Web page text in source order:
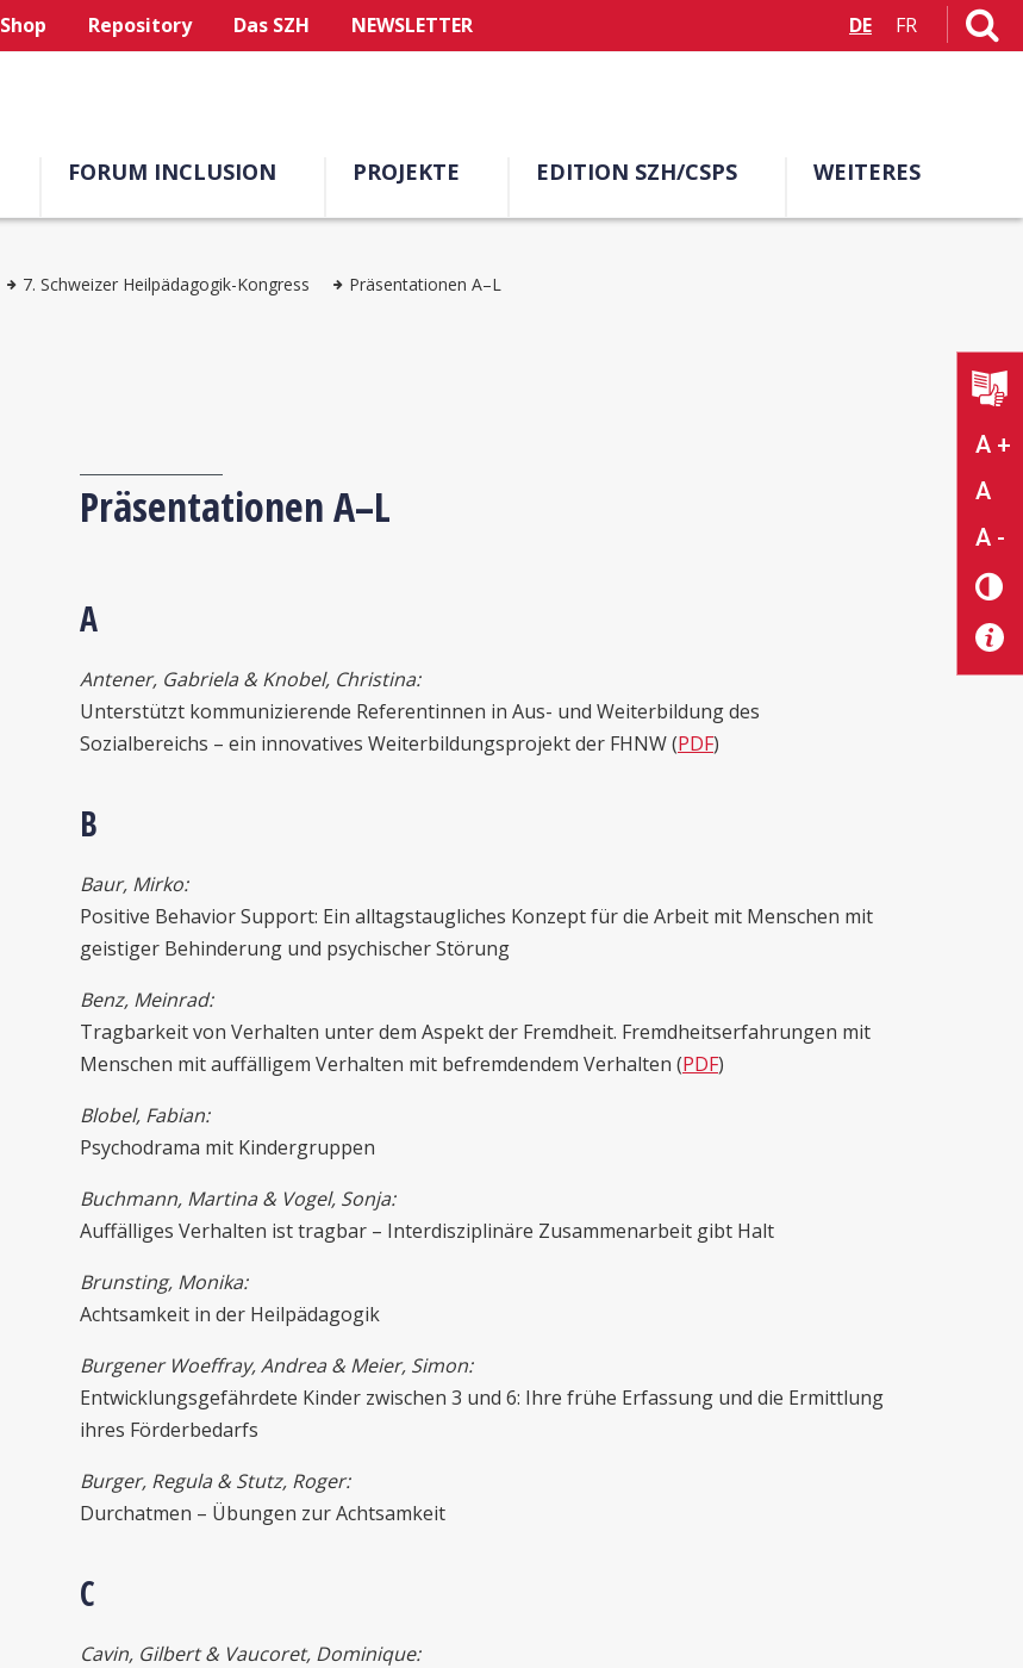
Shop Repository Das SZH NEWSLETTER DE FR
FORUM INCLUSION PROJEKTE EDITION SZH/CSPS WEITERES
A +
A
A -
7. Schweizer Heilpädagogik-Kongress Präsentationen A–L
Präsentationen A–L
A
Antener, Gabriela & Knobel, Christina:
Unterstützt kommunizierende Referentinnen in Aus- und Weiterbildung des
Sozialbereichs – ein innovatives Weiterbildungsprojekt der FHNW (PDF)
B
Baur, Mirko:
Positive Behavior Support: Ein alltagstaugliches Konzept für die Arbeit mit Menschen mit
geistiger Behinderung und psychischer Störung
Benz, Meinrad:
Tragbarkeit von Verhalten unter dem Aspekt der Fremdheit. Fremdheitserfahrungen mit
Menschen mit auffälligem Verhalten mit befremdendem Verhalten (PDF)
Blobel, Fabian:
Psychodrama mit Kindergruppen
Buchmann, Martina & Vogel, Sonja:
Auffälliges Verhalten ist tragbar – Interdisziplinäre Zusammenarbeit gibt Halt
Brunsting, Monika:
Achtsamkeit in der Heilpädagogik
Burgener Woeffray, Andrea & Meier, Simon:
Entwicklungsgefährdete Kinder zwischen 3 und 6: Ihre frühe Erfassung und die Ermittlung
ihres Förderbedarfs
Burger, Regula & Stutz, Roger:
Durchatmen – Übungen zur Achtsamkeit
C
Cavin, Gilbert & Vaucoret, Dominique: